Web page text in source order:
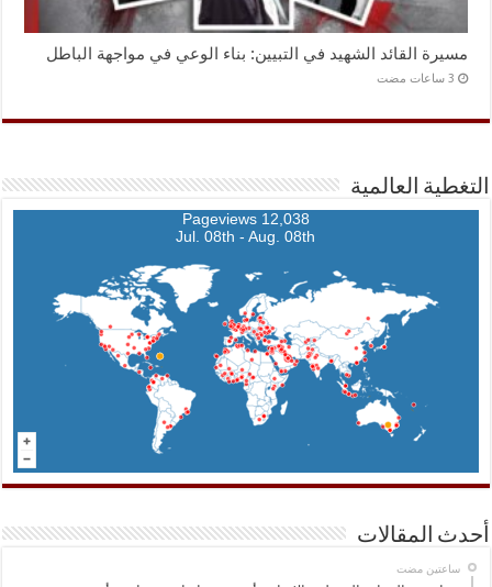
مسيرة القائد الشهيد في التبيين: بناء الوعي في مواجهة الباطل
التغطية العالمية
12,038 Pageviews
Jul. 08th - Aug. 08th
أحدث المقالات
‏ساعتين مضت